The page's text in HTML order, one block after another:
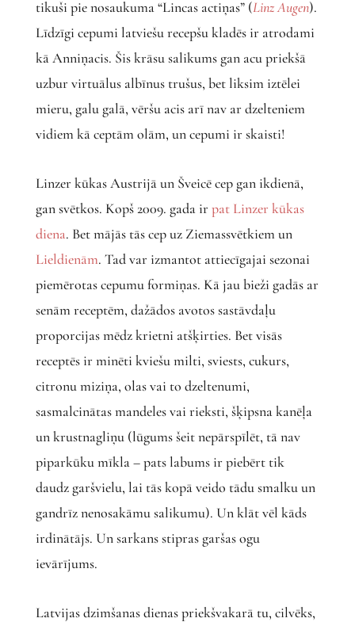
tikuši pie nosaukuma “Lincas actiņas” (Linz Augen).
Līdzīgi cepumi latviešu recepšu kladēs ir atrodami
kā Anniņacis. Šis krāsu salikums gan acu priekšā
uzbur virtuālus albīnus trušus, bet liksim iztēlei
mieru, galu galā, vēršu acis arī nav ar dzelteniem
vidiem kā ceptām olām, un cepumi ir skaisti!
Linzer kūkas Austrijā un Šveicē cep gan ikdienā,
gan svētkos. Kopš 2009. gada irpat Linzer kūkas
diena. Bet mājās tās cep uz Ziemassvētkiem un
Lieldienām. Tad var izmantot attiecīgajai sezonai
piemērotas cepumu formiņas. Kā jau bieži gadās ar
senām receptēm, dažādos avotos sastāvdaļu
proporcijas mēdz krietni atšķirties. Bet visās
receptēs ir minēti kviešu milti, sviests, cukurs,
citronu miziņa, olas vai to dzeltenumi,
sasmalcinātas mandeles vai rieksti, šķipsna kanēļa
un krustnagliņu (lūgums šeit nepārspīlēt, tā nav
piparkūku mīkla – pats labums ir piebērt tik
daudz garšvielu, lai tās kopā veido tādu smalku un
gandrīz nenosakāmu salikumu). Un klāt vēl kāds
irdinātājs. Un sarkans stipras garšas ogu
ievārījums.
Latvijas dzimšanas dienas priekšvakarā tu, cilvēks,